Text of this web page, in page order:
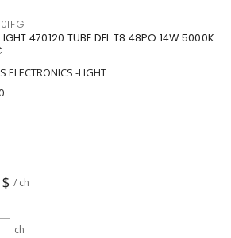
470120 TUBE DEL T8 48PO 14W 5000K
ELECTRONICS -LIGHT
/ ch
ch